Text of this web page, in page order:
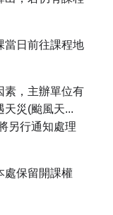
當日前往課程地
素，主辦單位有
天災(颱風天...
另行通知處理
處保留開課權